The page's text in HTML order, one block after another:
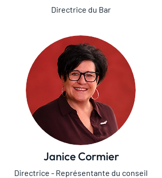
Directrice du Bar
Janice Cormier
Directrice - Représentante du conseil